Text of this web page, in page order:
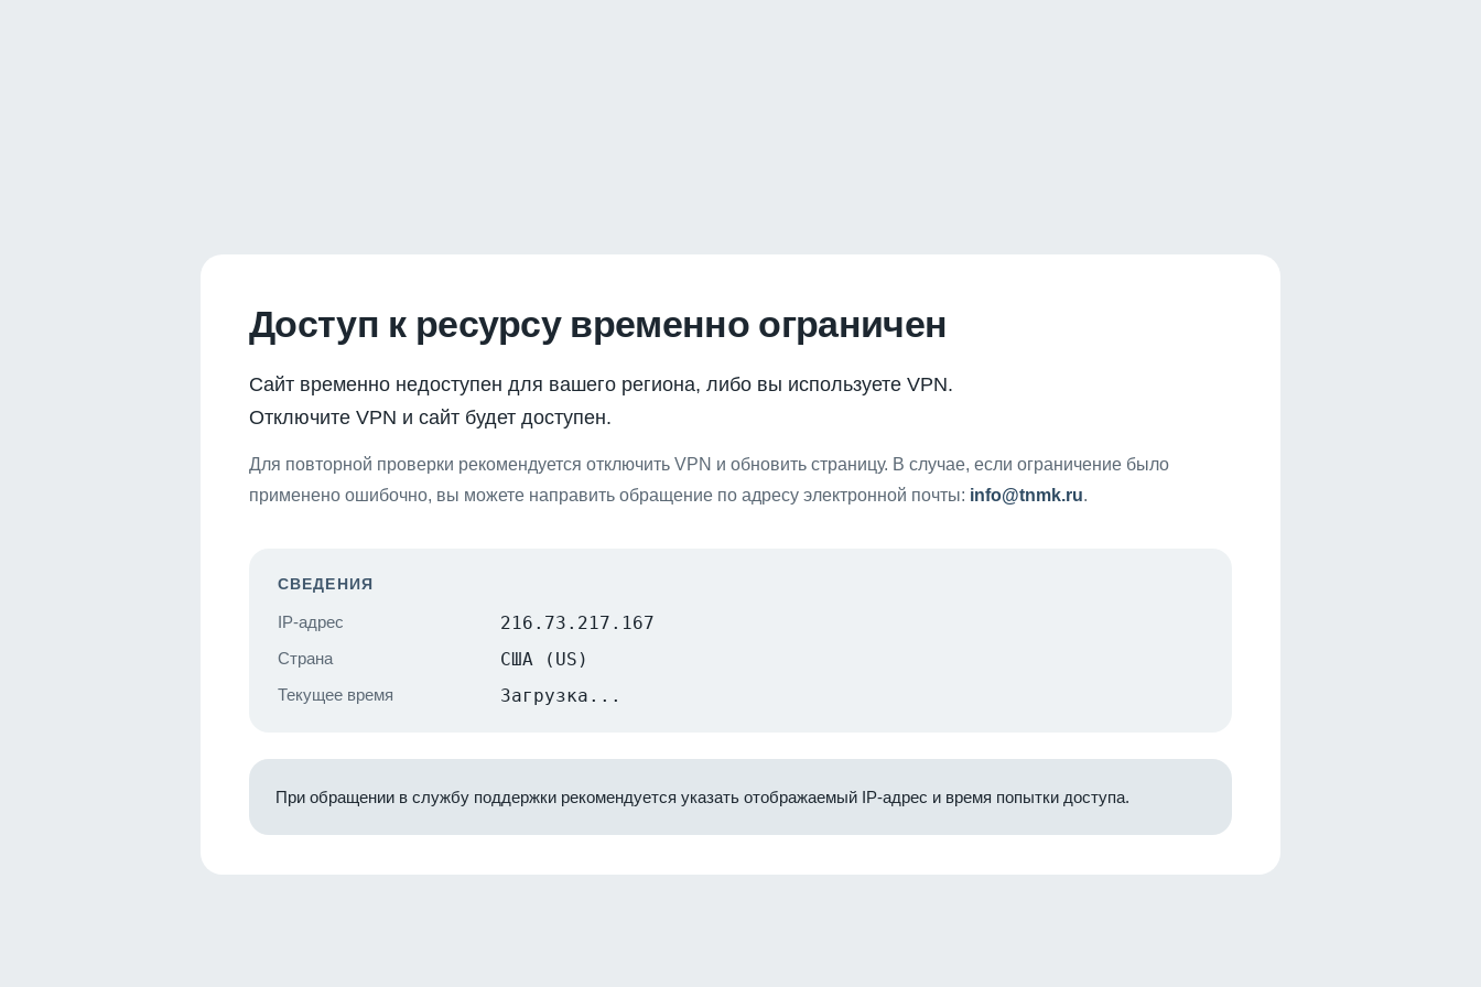
Доступ к ресурсу временно ограничен
Сайт временно недоступен для вашего региона, либо вы используете VPN.
Отключите VPN и сайт будет доступен.
Для повторной проверки рекомендуется отключить VPN и обновить страницу. В случае, если ограничение было
применено ошибочно, вы можете направить обращение по адресу электронной почты: info@tnmk.ru.
СВЕДЕНИЯ
IP-адрес 216.73.217.167
Страна США (US)
Текущее время Загрузка...
При обращении в службу поддержки рекомендуется указать отображаемый IP-адрес и время попытки доступа.